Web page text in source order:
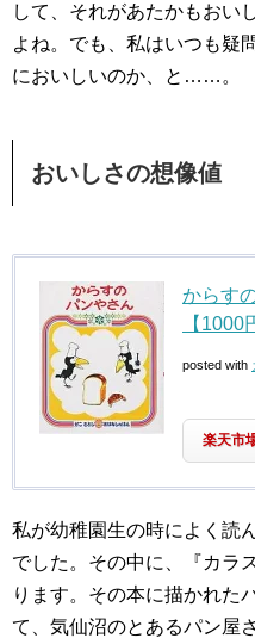
して、それがあたかもおい
よね。でも、私はいつも疑
においしいのか、と……。
おいしさの想像値
からす
【1000
posted with
楽天市
私が幼稚園生の時によく読
でした。その中に、『カラ
ります。その本に描かれた
て、気仙沼のとあるパン屋